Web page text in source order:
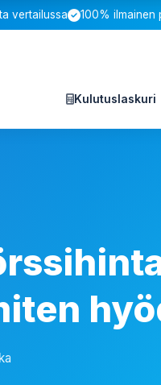
vertailussa 100% ilmainen
Kulutuslaskuri